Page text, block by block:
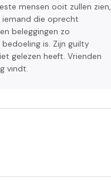
mensen ooit zullen zien,
iemand die oprecht
beleggingen zo
is. Zijn guilty
gelezen heeft. Vrienden
vindt.